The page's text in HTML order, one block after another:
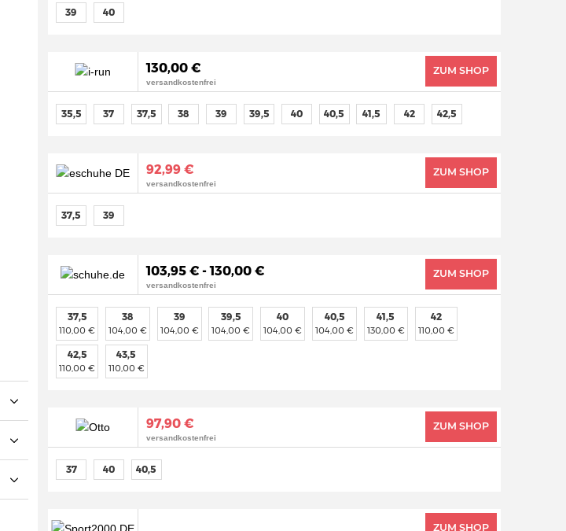
39 40
130,00 €
versandkostenfrei
ZUM SHOP
35,5 37 37,5 38 39 39,5 40 40,5 41,5 42 42,5
92,99 €
versandkostenfrei
ZUM SHOP
37,5 39
103,95 € - 130,00 €
versandkostenfrei
ZUM SHOP
37,5
110,00 €
38
104,00 €
39
104,00 €
39,5
104,00 €
40
104,00 €
40,5
104,00 €
41,5
130,00 €
42
110,00 €
42,5
110,00 €
43,5
110,00 €
97,90 €
versandkostenfrei
ZUM SHOP
37 40 40,5
ZUM SHOP